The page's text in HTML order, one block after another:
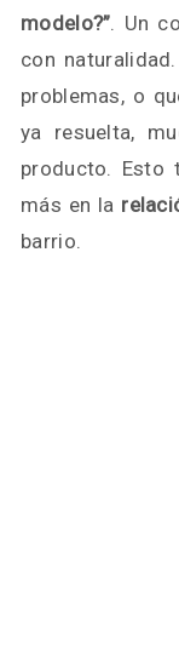
modelo?”. Un
con
problemas, o
ya resuelta,
producto. Esto
más en la
barrio.